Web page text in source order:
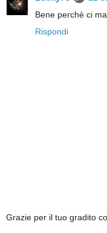
Bene perchè ci
Rispondi
Grazie per il tuo gradito